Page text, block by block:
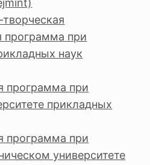
программа при
наук
программа при
прикладных
программа при
университете